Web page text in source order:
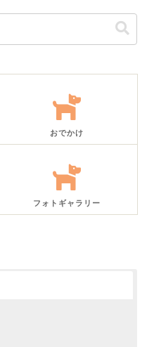
おでかけ
フォトギャラリー